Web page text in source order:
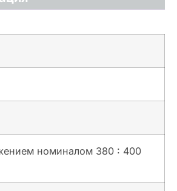
номиналом 380 : 400